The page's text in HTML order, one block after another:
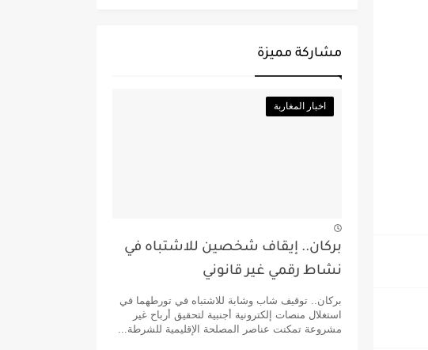
مشاركة مميزة
اخبار المغاربة
بركان.. إيقاف شخصين للاشتباه في
نشاط رقمي غير قانوني
بركان.. توقيف شاب وشابة للاشتباه في تورطهما في
استغلال منصات إلكترونية أجنبية لتحقيق أرباح غير
مشروعة تمكنت عناصر المصلحة الإقليمية للشرطة...